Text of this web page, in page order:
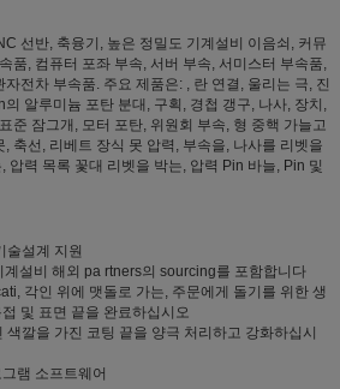
선반, 축융기, 높은 정밀도 기계설비 이음쇠, 커뮤
품, 컴퓨터 포좌 부속, 서버 부속, 서미스터 부속품,
전차 부속품. 주요 제품은: , 란 연결, 울리는 극, 진
알루미늄 포탄 분대, 구획, 경첩 갱구, 나사, 장치,
준 잠그개, 모터 포탄, 위원회 부속, 형 중핵 가늘고
축선, 리베트 장식 못 압력, 부속을, 나사를 리벳을
압력 목록 꽃대 리벳을 박는, 압력 Pin 바늘, Pin 및
술설계 지원
계설비 해외 pa rtners의 sourcing를 포함합니다
각인 위에 맷돌로 가는, 주문에게 돌기를 위한 생
및 표면 끝을 완료하십시오
색깔을 가진 코팅 끝을 양극 처리하고 강화하십시
램 소프트웨어